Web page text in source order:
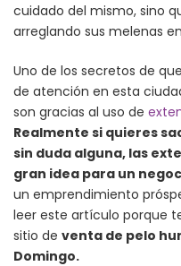
cuidado del mismo, sino
arreglando sus melenas
Uno de los secretos de
de atención en esta
son gracias al uso de
Realmente si quieres
sin duda alguna, las
gran idea para un
un emprendimiento
leer este artículo porque
sitio de venta de pelo
Domingo.